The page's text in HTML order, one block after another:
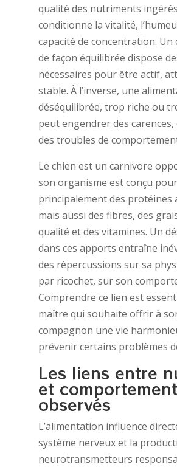
qualité des nutriments ingérés
conditionne la vitalité,
capacité de concentration.
de façon équilibrée dispose
nécessaires pour être actif,
stable. À l’inverse, une
déséquilibrée, trop riche ou
peut engendrer des carences,
des troubles de
Le chien est un carnivore
son organisme est conçu
principalement des protéines
mais aussi des fibres, des
qualité et des vitamines. Un
dans ces apports entraîne
des répercussions sur sa
par ricochet, sur son
Comprendre ce lien est
maître qui souhaite offrir à
compagnon une vie
prévenir certains problèmes
Les liens entre
et
observés
L’alimentation influence
système nerveux et la
neurotransmetteurs